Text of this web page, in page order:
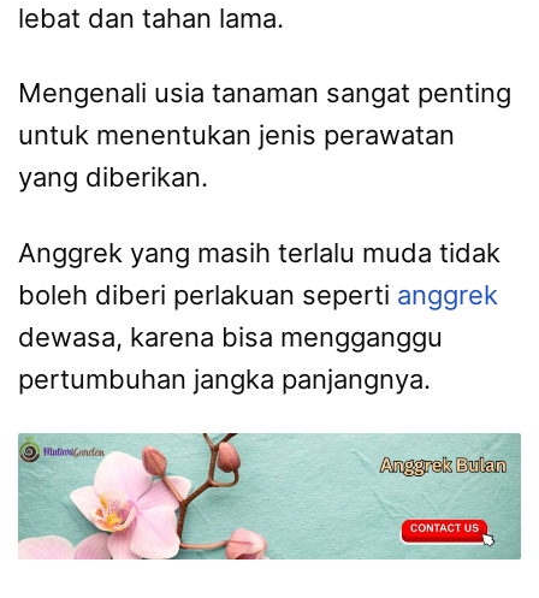
lebat dan tahan lama.
Mengenali usia tanaman sangat penting
untuk menentukan jenis perawatan
yang diberikan.
Anggrek yang masih terlalu muda tidak
boleh diberi perlakuan seperti anggrek
dewasa, karena bisa mengganggu
pertumbuhan jangka panjangnya.